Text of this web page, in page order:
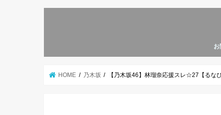
お
HOME 乃木坂 【乃木坂46】林瑠奈応援スレ☆27【るな